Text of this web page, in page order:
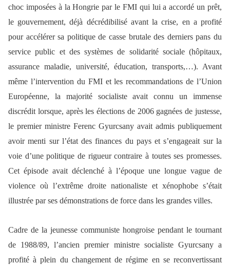
choc imposées à la Hongrie par le FMI qui lui a accordé un prêt,
le gouvernement, déjà décrédibilisé avant la crise, en a profité
pour accélérer sa politique de casse brutale des derniers pans du
service public et des systèmes de solidarité sociale (hôpitaux,
assurance maladie, université, éducation, transports,…). Avant
même l’intervention du FMI et les recommandations de l’Union
Européenne, la majorité socialiste avait connu un immense
discrédit lorsque, après les élections de 2006 gagnées de justesse,
le premier ministre Ferenc Gyurcsany avait admis publiquement
avoir menti sur l’état des finances du pays et s’engageait sur la
voie d’une politique de rigueur contraire à toutes ses promesses.
Cet épisode avait déclenché à l’époque une longue vague de
violence où l’extrême droite nationaliste et xénophobe s’était
illustrée par ses démonstrations de force dans les grandes villes.
Cadre de la jeunesse communiste hongroise pendant le tournant
de 1988/89, l’ancien premier ministre socialiste Gyurcsany a
profité à plein du changement de régime en se reconvertissant